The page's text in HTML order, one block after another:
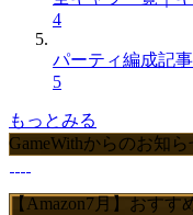
4
パーティ編成記
5
もっとみる
GameWithからのお知ら
【Amazon7月】おす